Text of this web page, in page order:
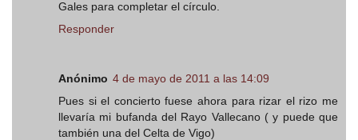
Gales para completar el círculo.
Responder
Anónimo 4 de mayo de 2011 a las 14:09
Pues si el concierto fuese ahora para rizar el rizo me
llevaría mi bufanda del Rayo Vallecano ( y puede que
también una del Celta de Vigo)